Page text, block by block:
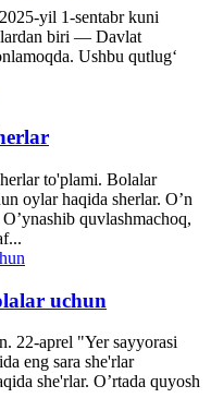
yil 1-sentabr kuni
biri — Davlat
Ushbu qutlug‘
to'plami. Bolalar
oylar haqida sherlar. O’n
quvlashmachoq,
uchun
22-aprel "Yer sayyorasi
eng sara she'rlar
she'rlar. O’rtada quyosh